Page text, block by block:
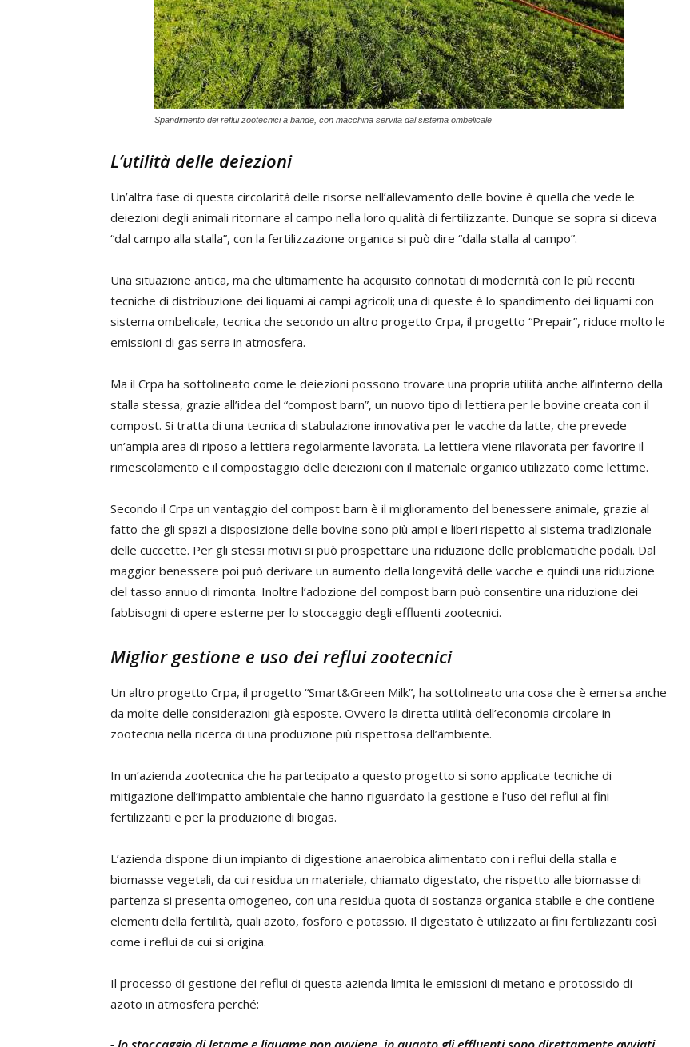
Spandimento dei reflui zootecnici a bande, con macchina servita dal sistema ombelicale
L’utilità delle deiezioni
Un’altra fase di questa circolarità delle risorse nell’allevamento delle bovine è quella che vede le
deiezioni degli animali ritornare al campo nella loro qualità di fertilizzante. Dunque se sopra si diceva
“dal campo alla stalla”, con la fertilizzazione organica si può dire “dalla stalla al campo”.
Una situazione antica, ma che ultimamente ha acquisito connotati di modernità con le più recenti
tecniche di distribuzione dei liquami ai campi agricoli; una di queste è lo spandimento dei liquami con
sistema ombelicale, tecnica che secondo un altro progetto Crpa, il progetto “Prepair”, riduce molto le
emissioni di gas serra in atmosfera.
Ma il Crpa ha sottolineato come le deiezioni possono trovare una propria utilità anche all’interno della
stalla stessa, grazie all’idea del “compost barn”, un nuovo tipo di lettiera per le bovine creata con il
compost. Si tratta di una tecnica di stabulazione innovativa per le vacche da latte, che prevede
un’ampia area di riposo a lettiera regolarmente lavorata. La lettiera viene rilavorata per favorire il
rimescolamento e il compostaggio delle deiezioni con il materiale organico utilizzato come lettime.
Secondo il Crpa un vantaggio del compost barn è il miglioramento del benessere animale, grazie al
fatto che gli spazi a disposizione delle bovine sono più ampi e liberi rispetto al sistema tradizionale
delle cuccette. Per gli stessi motivi si può prospettare una riduzione delle problematiche podali. Dal
maggior benessere poi può derivare un aumento della longevità delle vacche e quindi una riduzione
del tasso annuo di rimonta. Inoltre l’adozione del compost barn può consentire una riduzione dei
fabbisogni di opere esterne per lo stoccaggio degli effluenti zootecnici.
Miglior gestione e uso dei reflui zootecnici
Un altro progetto Crpa, il progetto “Smart&Green Milk”, ha sottolineato una cosa che è emersa anche
da molte delle considerazioni già esposte. Ovvero la diretta utilità dell’economia circolare in
zootecnia nella ricerca di una produzione più rispettosa dell’ambiente.
In un’azienda zootecnica che ha partecipato a questo progetto si sono applicate tecniche di
mitigazione dell’impatto ambientale che hanno riguardato la gestione e l’uso dei reflui ai fini
fertilizzanti e per la produzione di biogas.
L’azienda dispone di un impianto di digestione anaerobica alimentato con i reflui della stalla e
biomasse vegetali, da cui residua un materiale, chiamato digestato, che rispetto alle biomasse di
partenza si presenta omogeneo, con una residua quota di sostanza organica stabile e che contiene
elementi della fertilità, quali azoto, fosforo e potassio. Il digestato è utilizzato ai fini fertilizzanti così
come i reflui da cui si origina.
Il processo di gestione dei reflui di questa azienda limita le emissioni di metano e protossido di
azoto in atmosfera perché: